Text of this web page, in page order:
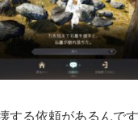
する依頼があるんです